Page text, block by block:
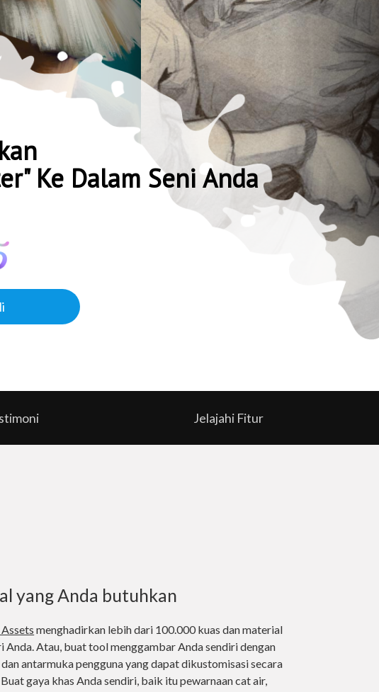
Ke Dalam Seni Anda
Jelajahi Fitur
yang Anda butuhkan
menghadirkan lebih dari 100.000 kuas dan material
Anda. Atau, buat tool menggambar Anda sendiri dengan
antarmuka pengguna yang dapat dikustomisasi secara
gaya khas Anda sendiri, baik itu pewarnaan cat air,